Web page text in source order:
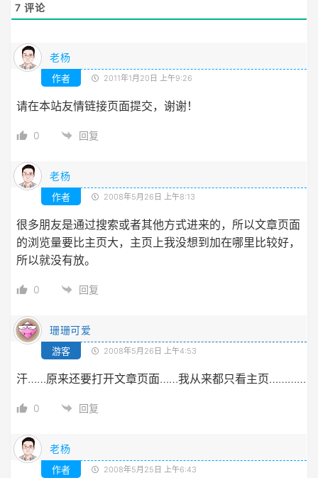
7 评论
老杨
作者 2011年1月20日 上午9:26
请在本站友情链接页面提交，谢谢！
0 回复
老杨
作者 2008年5月26日 上午8:13
很多朋友是通过搜索或者其他方式进来的，所以文章页面
的浏览量要比主页大，主页上我没想到加在哪里比较好，
所以就没有放。
0 回复
珊珊可爱
游客 2008年5月26日 上午4:53
汗……原来还要打开文章页面……我从来都只看主页…………
0 回复
老杨
作者 2008年5月25日 上午6:43